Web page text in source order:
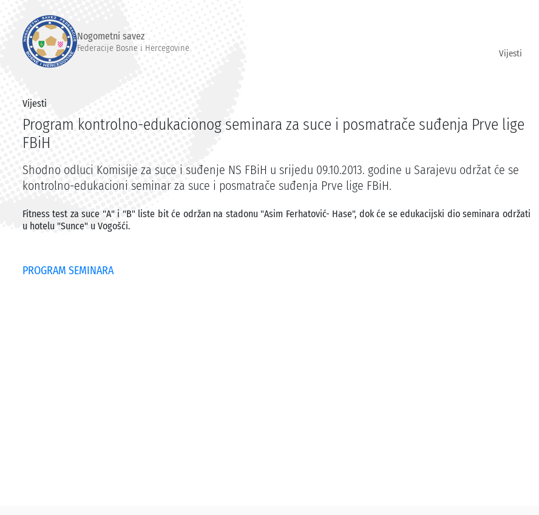
Nogometni savez
Federacije Bosne i Hercegovine Vijesti
Vijesti
Program kontrolno-edukacionog seminara za suce i posmatrače suđenja Prve lige
FBiH
Shodno odluci Komisije za suce i suđenje NS FBiH u srijedu 09.10.2013. godine u Sarajevu održat će se
kontrolno-edukacioni seminar za suce i posmatrače suđenja Prve lige FBiH.
Fitness test za suce "A" i "B" liste bit će održan na stadonu "Asim Ferhatović- Hase", dok će se edukacijski dio seminara održati
u hotelu "Sunce" u Vogošći.
PROGRAM SEMINARA